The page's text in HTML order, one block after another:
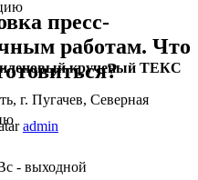
г. Пугачев, Северная
- выходной
крученый ТЕКС
пресс-
работам. Что
admin